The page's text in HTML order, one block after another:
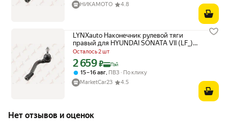
НИКАМОТО
4.8
LYNXauto Наконечник рулевой тяги
правый для HYUNDAI SONATA VII (LF_)
14- / KIA OPTIMA (JF_) 15- / RH
Осталось 2 шт
Цена с картой Яндекс Пэй 2659 ₽ вместо
2 659₽ Пэй
15 – 16 авг ПВЗ
По клику
MarketCar23
4.5
Нет отзывов и оценок